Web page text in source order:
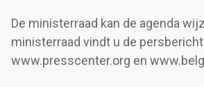
De ministerraad kan de agenda
ministerraad vindt u de
www.presscenter.org en